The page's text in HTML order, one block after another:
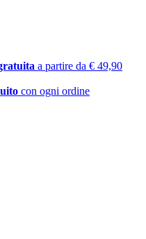
a partire da € 49,90
con ogni ordine